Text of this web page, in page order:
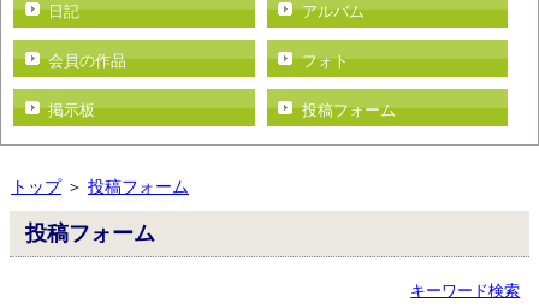
日記 アルバム
会員の作品 フォト
掲示板 投稿フォーム
トップ＞ 投稿フォーム
投稿フォーム
キーワード検索